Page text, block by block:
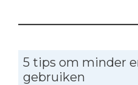
5 tips om minder
gebruiken